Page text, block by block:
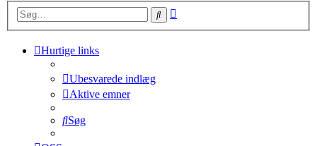
Søg
Hurtige links
Ubesvarede indlæg
Aktive emner
Søg